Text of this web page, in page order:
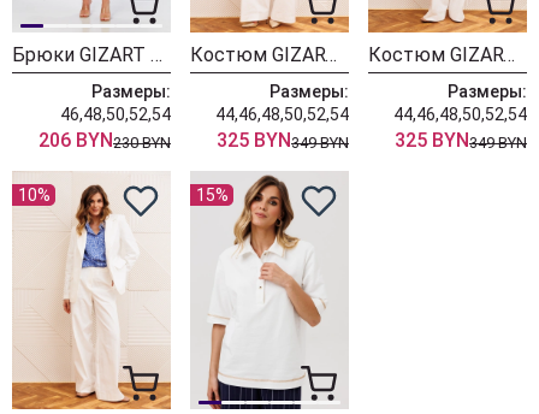
Брюки GIZART 3-5450 белый
Размеры:
46,48,50,52,54
206 BYN230 BYN
Костюм GIZART 5377 молочный с цветком
Размеры:
44,46,48,50,52,54
325 BYN349 BYN
Костюм GIZART 5377 молочный
Размеры:
44,46,48,50,52,54
325 BYN349 BYN
10% 15%